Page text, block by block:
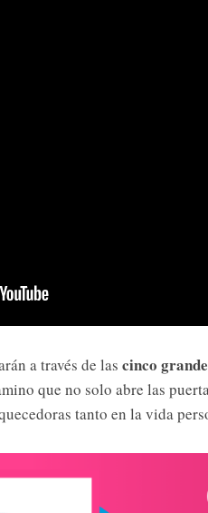
a través de las cinco
que no solo abre las
tanto en la vida